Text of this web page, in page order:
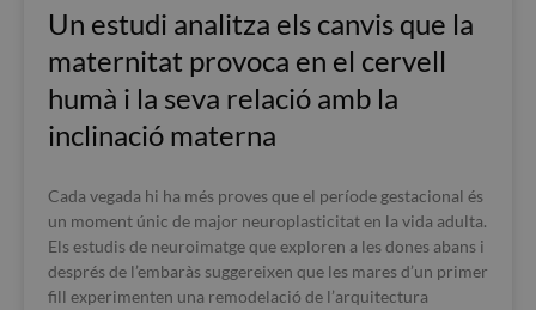
Un estudi analitza els canvis que la
maternitat provoca en el cervell
humà i la seva relació amb la
inclinació materna
Cada vegada hi ha més proves que el període gestacional és
un moment únic de major neuroplasticitat en la vida adulta.
Els estudis de neuroimatge que exploren a les dones abans i
després de l’embaràs suggereixen que les mares d’un primer
fill experimenten una remodelació de l’arquitectura